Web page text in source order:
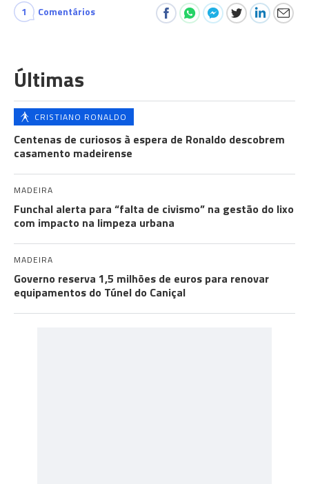
1 Comentários
Últimas
CRISTIANO RONALDO
Centenas de curiosos à espera de Ronaldo descobrem
casamento madeirense
MADEIRA
Funchal alerta para “falta de civismo” na gestão do lixo
com impacto na limpeza urbana
MADEIRA
Governo reserva 1,5 milhões de euros para renovar
equipamentos do Túnel do Caniçal